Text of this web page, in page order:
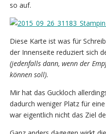
so auf.
Diese Karte ist was für
der Innenseite reduziert sich
(jedenfalls dann, wenn der
können soll).
Mir hat das Guckloch
dadurch weniger Platz für
war eigentlich nicht das Ziel